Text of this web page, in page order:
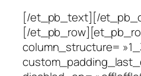
[/et_pb_text][/
[/
column_structure=